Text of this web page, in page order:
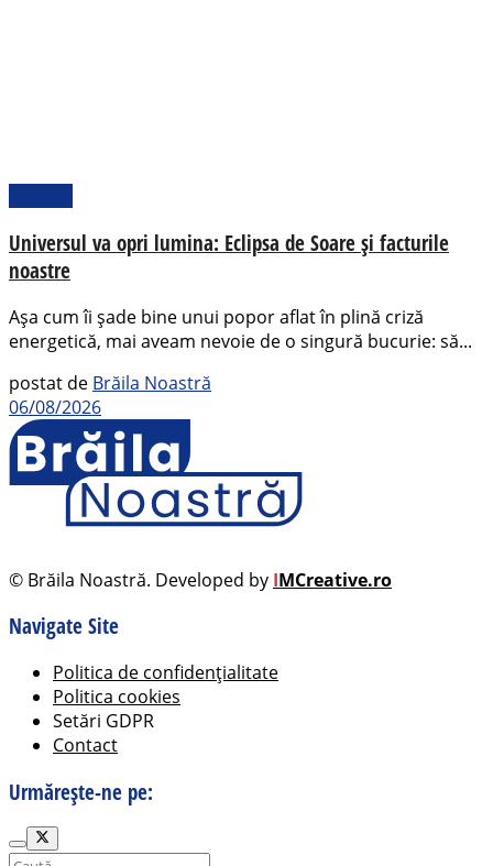
Universul va opri lumina: Eclipsa de Soare și facturile
noastre
Așa cum îi șade bine unui popor aflat în plină criză
energetică, mai aveam nevoie de o singură bucurie: să...
postat de Brăila Noastră
06/08/2026
© Brăila Noastră. Developed by IMCreative.ro
Navigate Site
Politica de confidențialitate
Politica cookies
Setări GDPR
Contact
Urmărește-ne pe: